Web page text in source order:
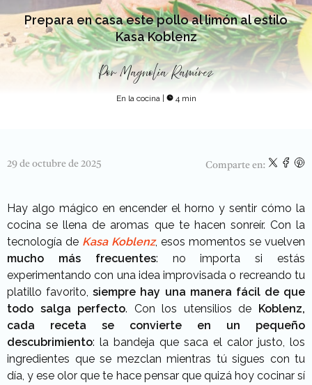
Prepara en casa este pollo al limón al estilo
Kasa Koblenz
Por Magnolia Ramírez
En la cocina 4 min
29 de octubre de 2025 Comparte en:
Hay algo mágico en encender el horno y sentir cómo la
cocina se llena de aromas que te hacen sonreír. Con la
tecnología de Kasa Koblenz, esos momentos se vuelven
mucho más frecuentes: no importa si estás
experimentando con una idea improvisada o recreando tu
platillo favorito,siempre hay una manera fácil de que
todo salga perfecto. Con los utensilios de
Koblenz,
cada receta se convierte en un pequeño
descubrimiento: la bandeja que saca el calor justo, los
ingredientes que se mezclan mientras tú sigues con tu
día, y ese olor que te hace pensar que quizá hoy cocinar sí